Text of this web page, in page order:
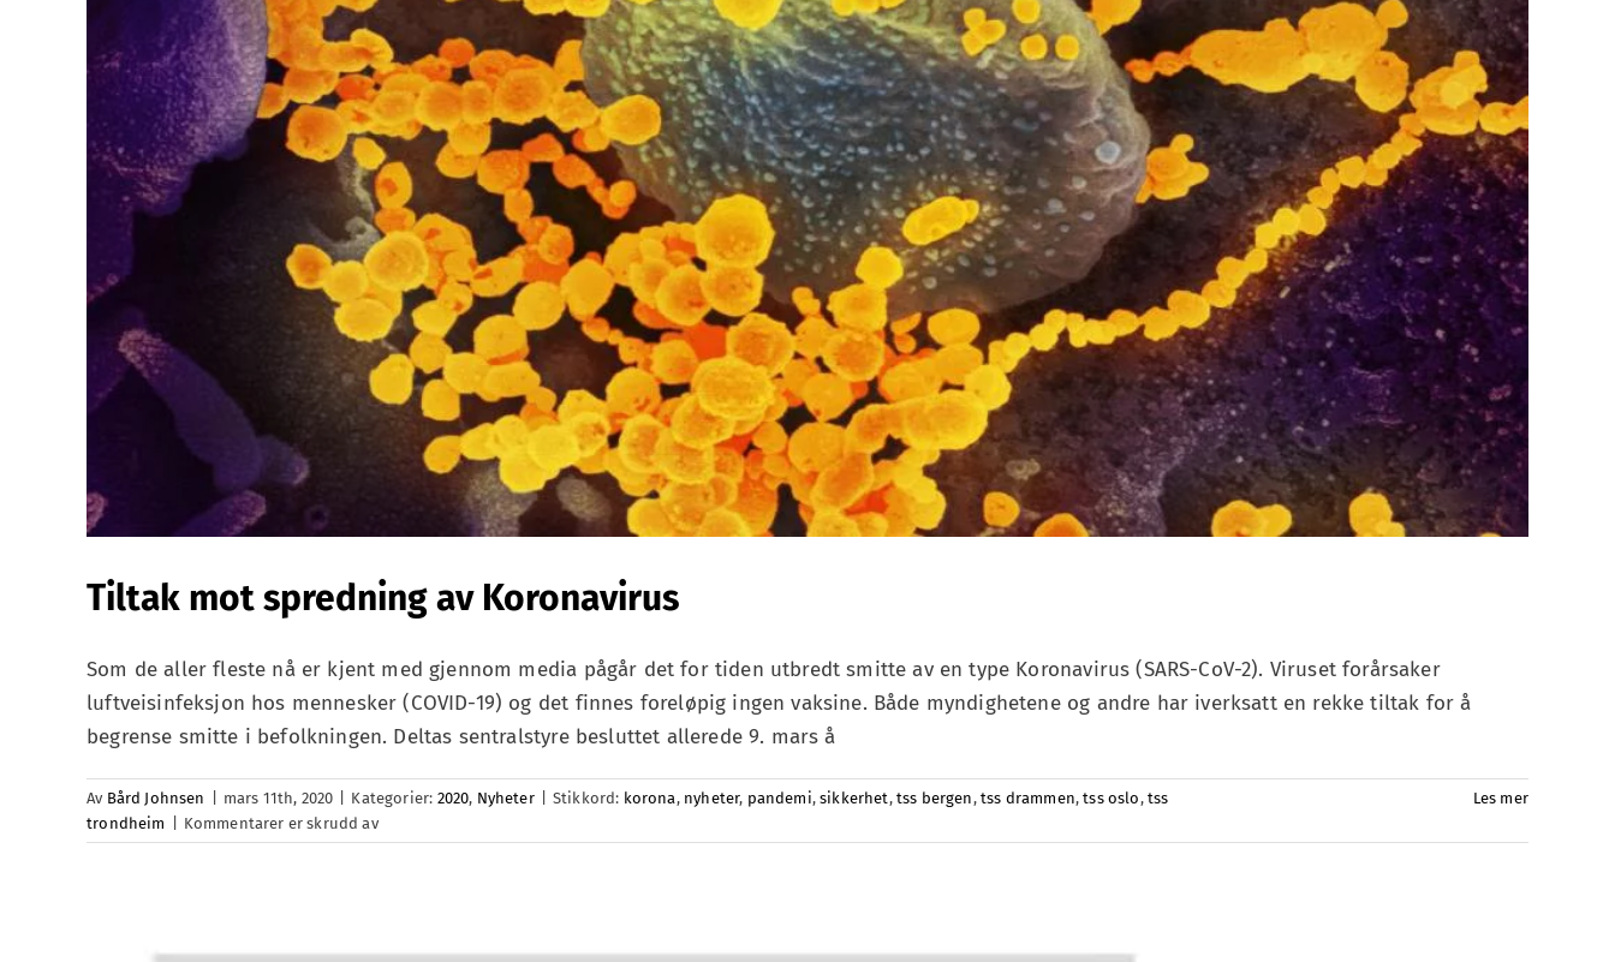
Tiltak mot spredning av Koronavirus
Som de aller fleste nå er kjent med gjennom media pågår det for tiden utbredt smitte av en type Koronavirus (SARS-CoV-2). Viruset forårsaker
luftveisinfeksjon hos mennesker (COVID-19) og det finnes foreløpig ingen vaksine. Både myndighetene og andre har iverksatt en rekke tiltak for å
begrense smitte i befolkningen. Deltas sentralstyre besluttet allerede 9. mars å
Av Bård Johnsen mars 11th, 2020 Kategorier: 2020, Nyheter Stikkord: korona, nyheter, pandemi,sikkerhet, tss bergen,tss drammen,tss oslo, tss
trondheim
Kommentarer er skrudd avfor
Tiltak
Les mer